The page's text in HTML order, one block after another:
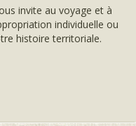
invite au voyage et à
individuelle ou
histoire territoriale.